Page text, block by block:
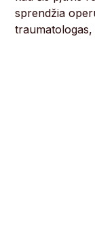
sprendžia